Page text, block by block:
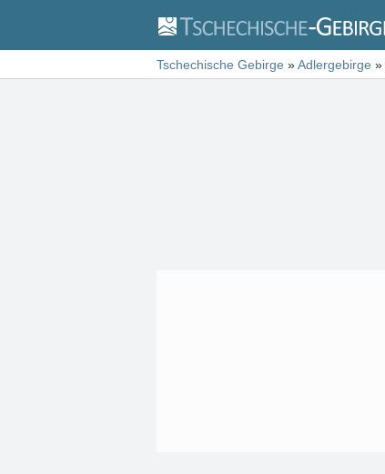
Tschechische Gebirge »Adlergebirge »